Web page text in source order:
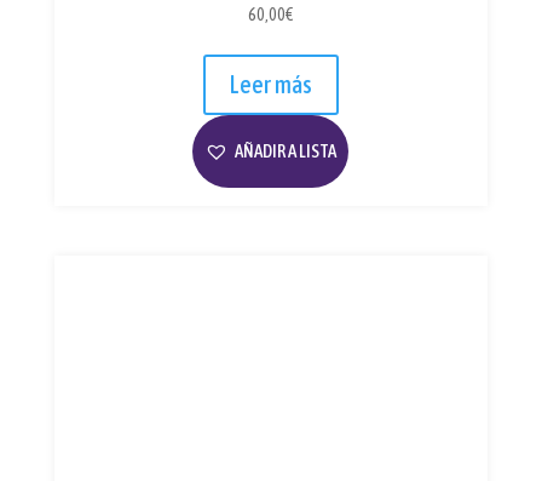
60,00€
Leer más
AÑADIR A LISTA